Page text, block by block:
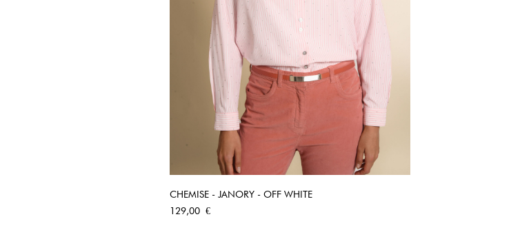
CHEMISE - JANORY - OFF WHITE
Prix
129,00 €